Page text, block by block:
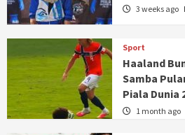
3 weeks ago
Sport
Haaland
Samba
Piala Dunia
1 month ago